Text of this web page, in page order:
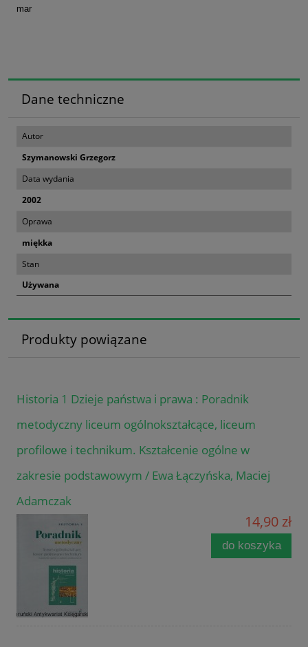
mar
Dane techniczne
Autor
Szymanowski Grzegorz
Data wydania
2002
Oprawa
miękka
Stan
Używana
Produkty powiązane
Historia 1 Dzieje państwa i prawa : Poradnik
metodyczny liceum ogólnokształcące, liceum
profilowe i technikum. Kształcenie ogólne w
zakresie podstawowym / Ewa Łączyńska, Maciej
Adamczak
14,90 zł
do koszyka